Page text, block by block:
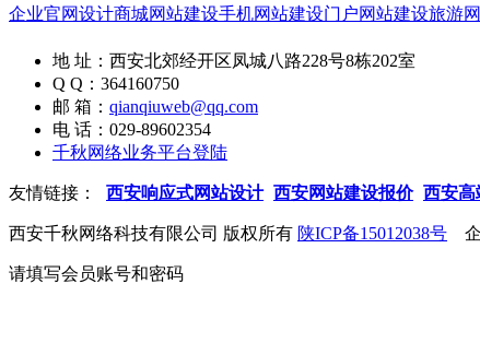
企业官网设计商城网站建设手机网站建设门户网站建设旅游
地 址：西安北郊经开区凤城八路228号8栋202室
Q Q：364160750
邮 箱： qianqiuweb@qq.com
电 话：029-89602354
千秋网络业务平台登陆
友情链接： 西安响应式网站设计 西安网站建设报价 西安高
西安千秋网络科技有限公司 版权所有 陕ICP备15012038号 企
请填写会员账号和密码